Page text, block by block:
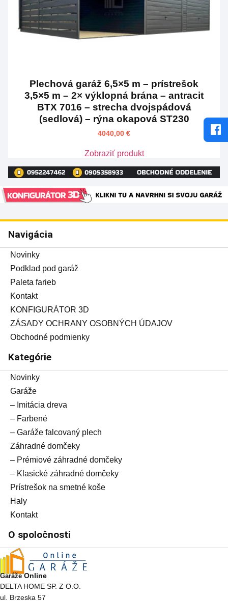
Plechová garáž 6,5×5 m – prístrešok
3,5×5 m – 2× výklopná brána – antracit
BTX 7016 – strecha dvojspádová
(sedlová) – rýna okapová ST230
4040,00 €
Zobraziť produkt
Navigácia
Novinky
Podklad pod garáž
Paleta farieb
Kontakt
KONFIGURÁTOR 3D
ZÁSADY OCHRANY OSOBNÝCH ÚDAJOV
Obchodné podmienky
Kategórie
Novinky
Garáže
– Imitácia dreva
– Farbené
– Garáže falcovaný plech
Záhradné domčeky
– Prémiové záhradné domčeky
– Klasické záhradné domčeky
Prístrešok na smetné koše
Haly
Kontakt
O spoločnosti
GarážeOnline
DELTA HOME SP. Z O.O.
ul. Brzeska 57